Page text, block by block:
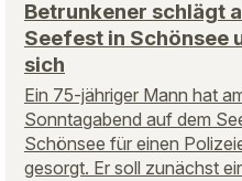
Betrunkener schlägt
Seefest in Schönsee
sich
Ein 75-jähriger Mann hat
Sonntagabend auf dem
Schönsee für einen
gesorgt. Er soll zunächst